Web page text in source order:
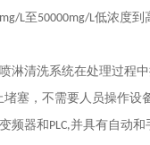
L至50000mg/L低浓度到
淋清洗系统在处理过程
堵塞，不需要人员操作设
频器和PLC,并具有自动和